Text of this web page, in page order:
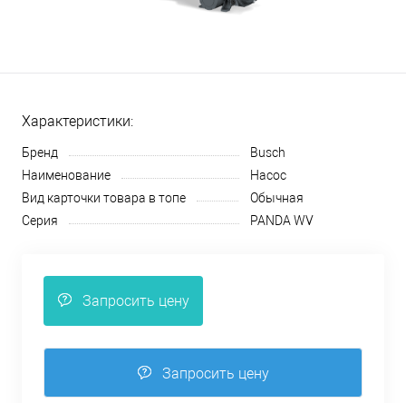
Характеристики:
Бренд
Busch
Наименование
Насос
Вид карточки товара в топе
Обычная
Серия
PANDA WV
Запросить цену
Запросить цену